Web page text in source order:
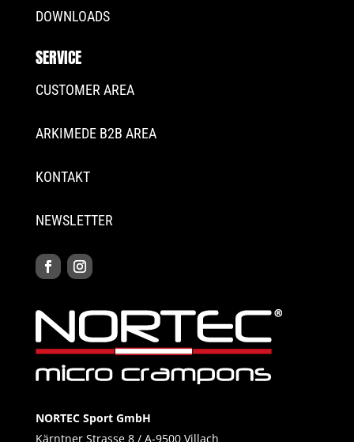
DOWNLOADS
SERVICE
CUSTOMER AREA
ARKIMEDE B2B AREA
KONTAKT
NEWSLETTER
NORTEC Sport GmbH
Kärntner Strasse 8 / A-9500 Villach